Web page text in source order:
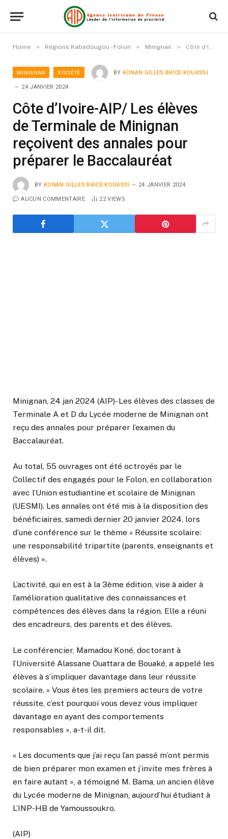
Home » Régions Kabadougou - Folon » Minignan » Côte d’Ivoire-AIP/ Les élèves de Terminale de Minignan reçoivent des annales pour préparer le Baccalauréat
MINIGNAN SOCIÉTÉ BY KONAN GILLES BRICE KOUASSI
24 JANVIER 2024
Côte d’Ivoire-AIP/ Les élèves
de Terminale de Minignan
reçoivent des annales pour
préparer le Baccalauréat
BY KONAN GILLES BRICE KOUASSI 24 JANVIER 2024
AUCUN COMMENTAIRE 22VIEWS
Minignan, 24 jan 2024 (AIP)- Les élèves des classes de
Terminale A et D du Lycée moderne de Minignan ont
reçu des annales pour préparer l’examen du
Baccalauréat.
Au total, 55 ouvrages ont été octroyés par le
Collectif des engagés pour le Folon, en collaboration
avec l’Union estudiantine et scolaire de Minignan
(UESMI). Les annales ont été mis à la disposition des
bénéficiaires, samedi dernier 20 janvier 2024, lors
d’une conférence sur le thème « Réussite scolaire:
une responsabilité tripartite (parents, enseignants et
élèves) ».
L’activité, qui en est à la 3ème édition, vise à aider à
l’amélioration qualitative des connaissances et
compétences des élèves dans la région. Elle a réuni
des encadreurs, des parents et des élèves.
Le conférencier, Mamadou Koné, doctorant à
l’Université Alassane Ouattara de Bouaké, a appelé les
élèves à s’impliquer davantage dans leur réussite
scolaire. « Vous êtes les premiers acteurs de votre
réussite, c’est pourquoi vous devez vous impliquer
davantage en ayant des comportements
responsables », a-t-il dit.
« Les documents que j’ai reçu l’an passé m’ont permis
de bien préparer mon examen et j’invite mes frères à
en faire autant », a témoigné M. Bama, un ancien élève
du Lycée moderne de Minignan, aujourd’hui étudiant à
L’INP-HB de Yamoussoukro.
(AIP)